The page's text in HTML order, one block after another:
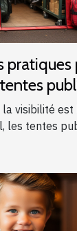
pratiques
la visibilité est
les tentes